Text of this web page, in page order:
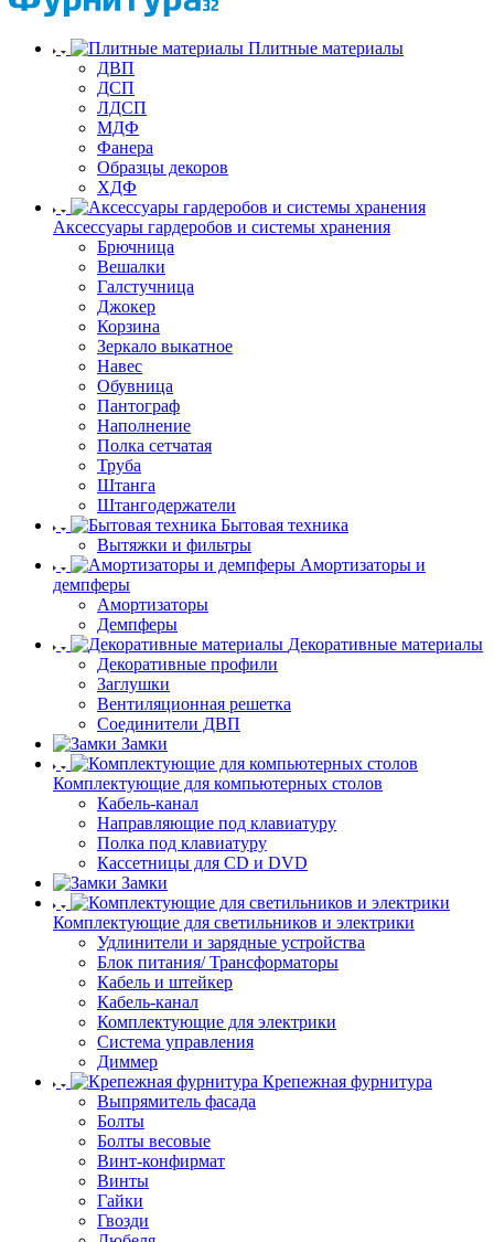
Плитные материалы
ДВП
ДСП
ЛДСП
МДФ
Фанера
Образцы декоров
ХДФ
Аксессуары гардеробов и системы хранения
Брючница
Вешалки
Галстучница
Джокер
Корзина
Зеркало выкатное
Навес
Обувница
Пантограф
Наполнение
Полка сетчатая
Труба
Штанга
Штангодержатели
Бытовая техника
Вытяжки и фильтры
Амортизаторы и
демпферы
Амортизаторы
Демпферы
Декоративные материалы
Декоративные профили
Заглушки
Вентиляционная решетка
Соединители ДВП
Замки
Комплектующие для компьютерных столов
Кабель-канал
Направляющие под клавиатуру
Полка под клавиатуру
Кассетницы для CD и DVD
Замки
Комплектующие для светильников и электрики
Удлинители и зарядные устройства
Блок питания/ Трансформаторы
Кабель и штейкер
Кабель-канал
Комплектующие для электрики
Система управления
Диммер
Крепежная фурнитура
Выпрямитель фасада
Болты
Болты весовые
Винт-конфирмат
Винты
Гайки
Гвозди